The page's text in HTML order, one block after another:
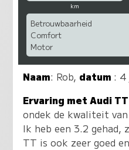
km
Betrouwbaarheid
Comfort
Motor
Naam: Rob, datum : 4
Ervaring met Audi
ondek de kwaliteit van
Ik heb een 3.2 gehad,
TT is ook zeer goed